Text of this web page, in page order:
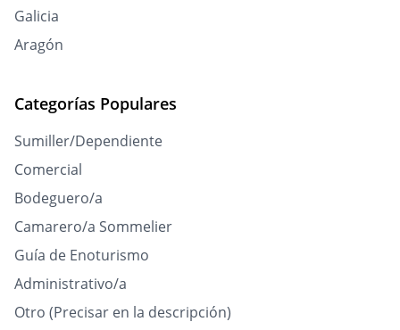
Galicia
Aragón
Categorías Populares
Sumiller/Dependiente
Comercial
Bodeguero/a
Camarero/a Sommelier
Guía de Enoturismo
Administrativo/a
Otro (Precisar en la descripción)